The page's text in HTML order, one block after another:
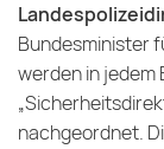
Bundesminister
werden in jedem
nachgeordnet.